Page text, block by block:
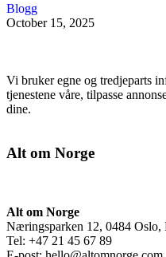
Blogg
October 15, 2025
Vi bruker egne og tredjeparts
tjenestene våre, tilpasse
dine.
Alt om Norge
Alt om Norge
Næringsparken 12, 0484 Oslo,
Tel: +47 21 45 67 89